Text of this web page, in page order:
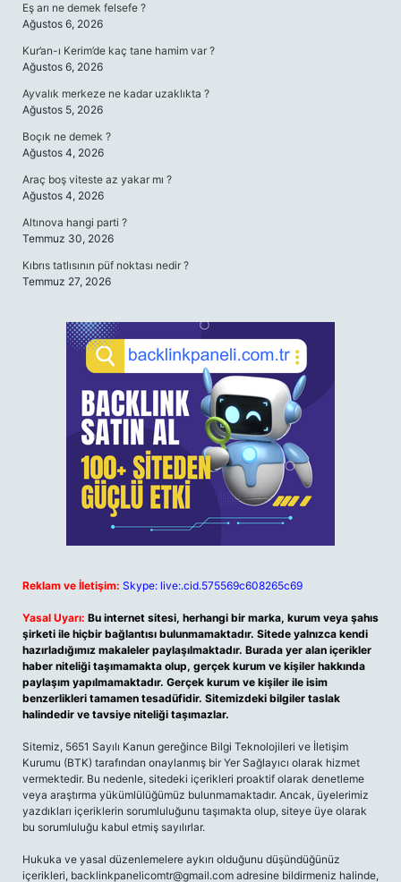
Eş arı ne demek felsefe ?
Ağustos 6, 2026
Kur’an-ı Kerim’de kaç tane hamim var ?
Ağustos 6, 2026
Ayvalık merkeze ne kadar uzaklıkta ?
Ağustos 5, 2026
Boçık ne demek ?
Ağustos 4, 2026
Araç boş viteste az yakar mı ?
Ağustos 4, 2026
Altınova hangi parti ?
Temmuz 30, 2026
Kıbrıs tatlısının püf noktası nedir ?
Temmuz 27, 2026
Reklam ve İletişim: Skype: live:.cid.575569c608265c69
Yasal Uyarı: Bu internet sitesi, herhangi bir marka, kurum veya şahıs
şirketi ile hiçbir bağlantısı bulunmamaktadır. Sitede yalnızca kendi
hazırladığımız makaleler paylaşılmaktadır. Burada yer alan içerikler
haber niteliği taşımamakta olup, gerçek kurum ve kişiler hakkında
paylaşım yapılmamaktadır. Gerçek kurum ve kişiler ile isim
benzerlikleri tamamen tesadüfidir. Sitemizdeki bilgiler taslak
halindedir ve tavsiye niteliği taşımazlar.
Sitemiz, 5651 Sayılı Kanun gereğince Bilgi Teknolojileri ve İletişim
Kurumu (BTK) tarafından onaylanmış bir Yer Sağlayıcı olarak hizmet
vermektedir. Bu nedenle, sitedeki içerikleri proaktif olarak denetleme
veya araştırma yükümlülüğümüz bulunmamaktadır. Ancak, üyelerimiz
yazdıkları içeriklerin sorumluluğunu taşımakta olup, siteye üye olarak
bu sorumluluğu kabul etmiş sayılırlar.
Hukuka ve yasal düzenlemelere aykırı olduğunu düşündüğünüz
içerikleri, backlinkpanelicomtr@gmail.com adresine bildirmeniz halinde,